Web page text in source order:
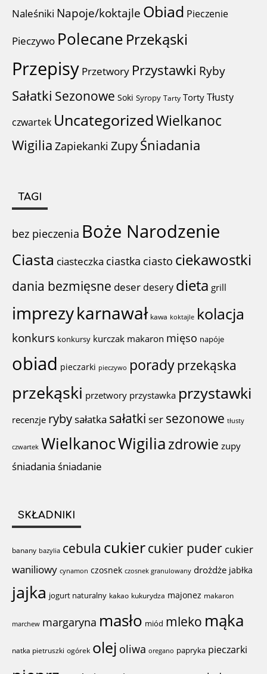
Naleśniki Napoje/koktajle Obiad Pieczenie
Pieczywo Polecane Przekąski
Przepisy Przetwory Przystawki Ryby
Sałatki Sezonowe Soki Syropy Tarty Torty Tłusty
czwartek UncategorizedWielkanoc
Wigilia Zapiekanki ZupyŚniadania
TAGI
bez pieczenia Boże Narodzenie
Ciasta ciasteczka ciastka ciasto ciekawostki
dania bezmięsne deser desery dieta grill
imprezykarnawał kawa koktajle kolacja
konkurs konkursy kurczak makaron mięso napóje
obiad pieczarki pieczywo poradyprzekąska
przekąski przetwory przystawka przystawki
recenzje ryby sałatka sałatki ser sezonowe tłusty
czwartek WielkanocWigiliazdrowie zupy
śniadania śniadanie
SKŁADNIKI
banany bazylia cebula cukiercukier puder cukier
waniliowy cynamon czosnek czosnek granulowany drożdże jabłka
jajka jogurt naturalny kakao kukurydza majonez makaron
marchew margaryna masło miód mleko mąka
natka pietruszki ogórek olej oliwa oregano papryka pieczarki